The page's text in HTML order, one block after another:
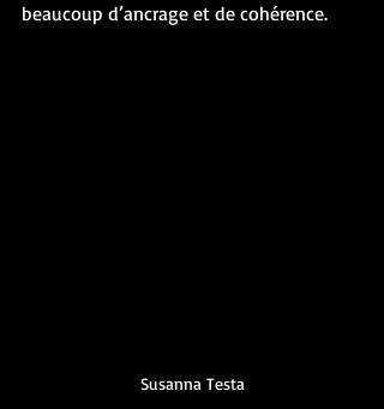
beaucoup d’ancrage et de cohérence.
Susanna Testa